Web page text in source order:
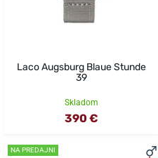
Laco Augsburg Blaue Stunde
39
Skladom
390 €
NA PREDAJNI